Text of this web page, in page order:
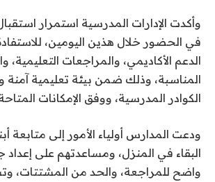
وأكدت الإدارات المدرسية استمرار
في الحضور خلال هذين اليومين،
الدعم الأكاديمي، والمراجعات التعليمية،
المناسبة، وذلك ضمن بيئة تعليمية
الكوادر المدرسية، ووفق الإمكانات
ودعت المدارس أولياء الأمور إلى متابعة
البقاء في المنزل، ومساعدتهم على
واضح للمراجعة، والحد من المشتتات،